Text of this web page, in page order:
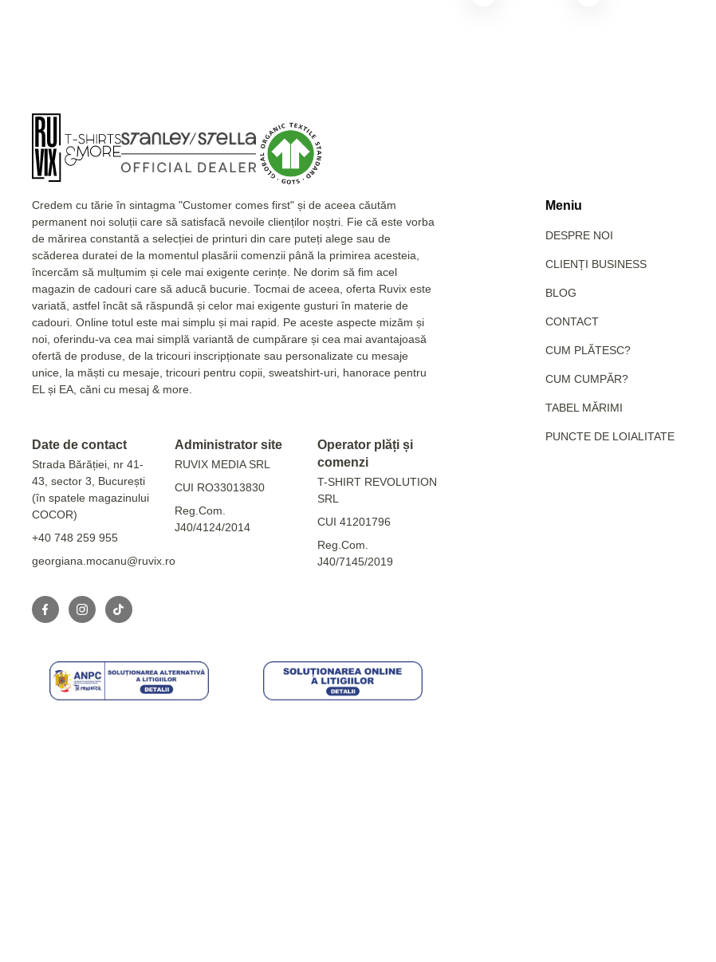
Credem cu tărie în sintagma "Customer comes first" și de aceea căutăm
permanent noi soluții care să satisfacă nevoile clienților noștri. Fie că este vorba
de mărirea constantă a selecției de printuri din care puteți alege sau de
scăderea duratei de la momentul plasării comenzii până la primirea acesteia,
încercăm să mulțumim și cele mai exigente cerințe. Ne dorim să fim acel
magazin de cadouri care să aducă bucurie. Tocmai de aceea, oferta Ruvix este
variată, astfel încât să răspundă și celor mai exigente gusturi în materie de
cadouri. Online totul este mai simplu și mai rapid. Pe aceste aspecte mizăm și
noi, oferindu-va cea mai simplă variantă de cumpărare și cea mai avantajoasă
ofertă de produse, de la tricouri inscripționate sau personalizate cu mesaje
unice, la măști cu mesaje, tricouri pentru copii, sweatshirt-uri, hanorace pentru
EL și EA, căni cu mesaj & more.
Date de contact
Strada Bărăției, nr 41-
43, sector 3, București
(în spatele magazinului
COCOR)
+40 748 259 955
georgiana.mocanu@ruvix.ro
Administrator site
RUVIX MEDIA SRL
CUI RO33013830
Reg.Com.
J40/4124/2014
Operator plăți și
comenzi
T-SHIRT REVOLUTION
SRL
CUI 41201796
Reg.Com.
J40/7145/2019
Meniu
DESPRE NOI
CLIENȚI BUSINESS
BLOG
CONTACT
CUM PLĂTESC?
CUM CUMPĂR?
TABEL MĂRIMI
PUNCTE DE LOIALITATE